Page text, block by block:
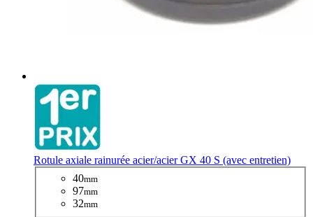
Rotule axiale rainurée acier/acier GX 40 S (avec entretien)
40mm
97mm
32mm